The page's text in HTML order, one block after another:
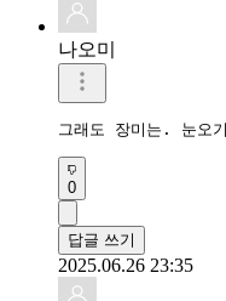
나오미
그래도 장미는. 눈오
0
답글 쓰기
2025.06.26 23:35